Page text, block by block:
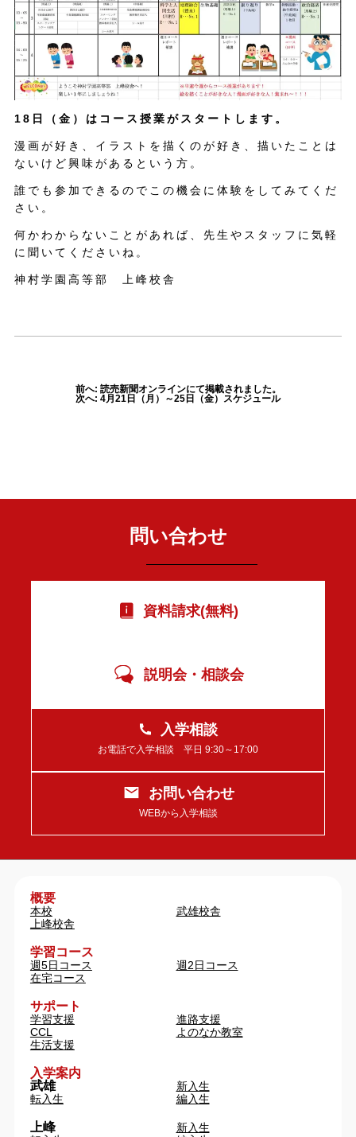
18日（金）はコース授業がスタートします。
漫画が好き、イラストを描くのが好き、描いたことは
ないけど興味があるという方。
誰でも参加できるのでこの機会に体験をしてみてくだ
さい。
何かわからないことがあれば、先生やスタッフに気軽
に聞いてくださいね。
神村学園高等部 上峰校舎
前へ: 読売新聞オンラインにて掲載されました。
次へ: 4月21日（月）～25日（金）スケジュール
問い合わせ
資料請求(無料)
説明会・相談会
入学相談
お電話で入学相談 平日 9:30～17:00
お問い合わせ
WEBから入学相談
概要
本校
武雄校舎
上峰校舎
学習コース
週5日コース
週2日コース
在宅コース
サポート
学習支援
進路支援
CCL
よのなか教室
生活支援
入学案内
武雄
新入生
転入生
編入生
上峰
新入生